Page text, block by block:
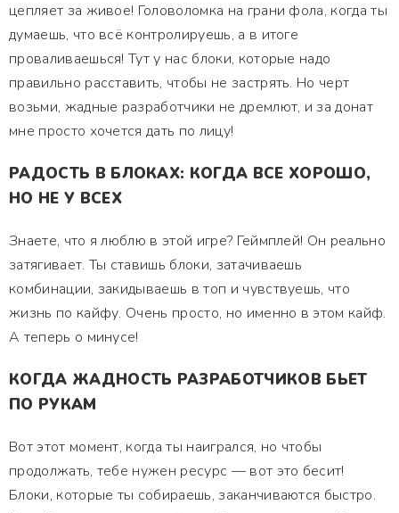
цепляет за живое! Головоломка на грани фола, когда ты
думаешь, что всё контролируешь, а в итоге
проваливаешься! Тут у нас блоки, которые надо
правильно расставить, чтобы не застрять. Но черт
возьми, жадные разработчики не дремлют, и за донат
мне просто хочется дать по лицу!
РАДОСТЬ В БЛОКАХ: КОГДА ВСЕ ХОРОШО,
НО НЕ У ВСЕХ
Знаете, что я люблю в этой игре? Геймплей! Он реально
затягивает. Ты ставишь блоки, затачиваешь
комбинации, закидываешь в топ и чувствуешь, что
жизнь по кайфу. Очень просто, но именно в этом кайф.
А теперь о минусе!
КОГДА ЖАДНОСТЬ РАЗРАБОТЧИКОВ БЬЕТ
ПО РУКАМ
Вот этот момент, когда ты наигрался, но чтобы
продолжать, тебе нужен ресурс — вот это бесит!
Блоки, которые ты собираешь, заканчиваются быстро.